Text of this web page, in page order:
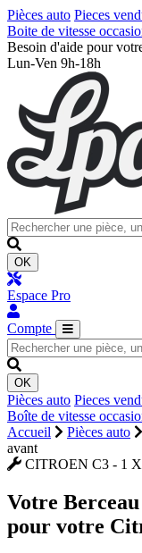
Pièces auto Pieces
Boite de vitesse
Besoin d'aide pour
Lun-Ven 9h-18h
OK
Espace Pro
Compte
OK
Pièces auto Pieces
Boîte de vitesse
Accueil
Pièces auto
avant
CITROEN C3 - 1
Votre
pour votre